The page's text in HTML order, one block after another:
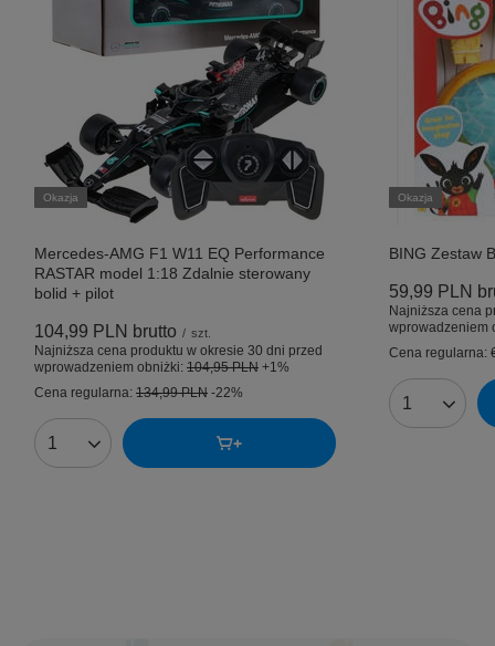
Okazja
Mercedes-AMG F1 W11 EQ Performance
RASTAR model 1:18 Zdalnie sterowany
bolid + pilot
104,99 PLN brutto / szt.
Najniższa cena produktu w okresie 30 dni przed
wprowadzeniem obniżki: 104,95 PLN +1%
Cena regularna: 134,99 PLN -22%
Ilość produktów
Okazja
BING Zestaw
59,99 PLN
Najniższa cena
wprowadzeniem
Cena regularna:
Ilość